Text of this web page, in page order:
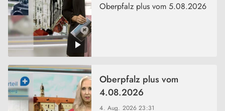
Oberpfalz plus vom 5.08.2026
4. Aug. 202623:31
Oberpfalz plus vom
4.08.2026